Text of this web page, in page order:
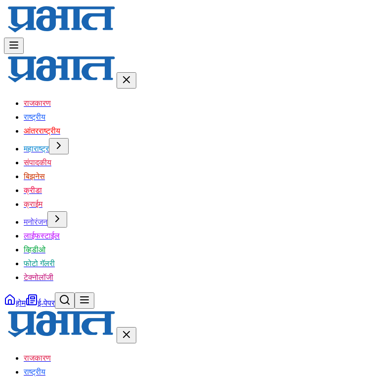
राजकारण
राष्ट्रीय
आंतरराष्ट्रीय
महाराष्ट्र
संपादकीय
बिझनेस
क्रीडा
क्राईम
मनोरंजन
लाईफस्टाईल
व्हिडीओ
फोटो गॅलरी
टेक्नोलॉजी
होम ई-पेपर
राजकारण
राष्ट्रीय